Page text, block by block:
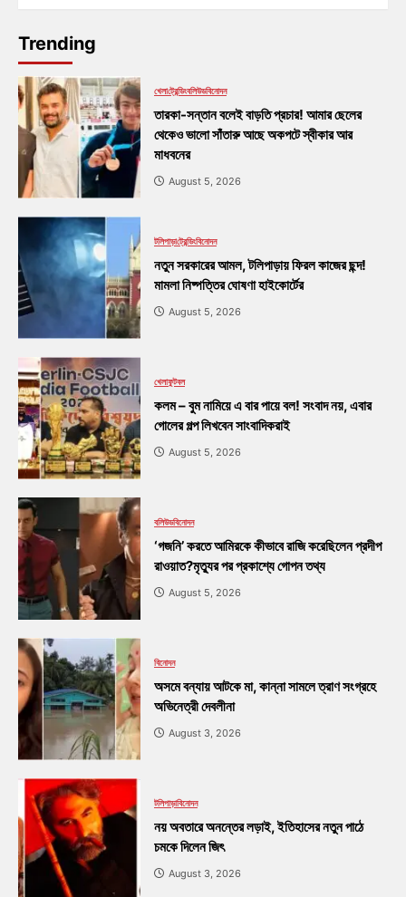
Trending
খেলাট্রেন্ডিংবলিউডবিনোদন
তারকা-সন্তান বলেই বাড়তি প্রচার! আমার ছেলের
থেকেও ভালো সাঁতারু আছে অকপটে স্বীকার আর
মাধবনের
August 5, 2026
টলিপাড়াট্রেন্ডিংবিনোদন
নতুন সরকারের আমল, টলিপাড়ায় ফিরল কাজের ছন্দ!
মামলা নিষ্পত্তির ঘোষণা হাইকোর্টের
August 5, 2026
খেলাফুটবল
কলম – বুম নামিয়ে এ বার পায়ে বল! সংবাদ নয়, এবার
গোলের গল্প লিখবেন সাংবাদিকরাই
August 5, 2026
বলিউডবিনোদন
‘গজনি’ করতে আমিরকে কীভাবে রাজি করেছিলেন প্রদীপ
রাওয়াত?মৃত্যুর পর প্রকাশ্যে গোপন তথ্য
August 5, 2026
বিনোদন
অসমে বন্যায় আটকে মা, কান্না সামলে ত্রাণ সংগ্রহে
অভিনেত্রী দেবলীনা
August 3, 2026
টলিপাড়াবিনোদন
নয় অবতারে অনন্তের লড়াই, ইতিহাসের নতুন পাঠে
চমকে দিলেন জিৎ
August 3, 2026